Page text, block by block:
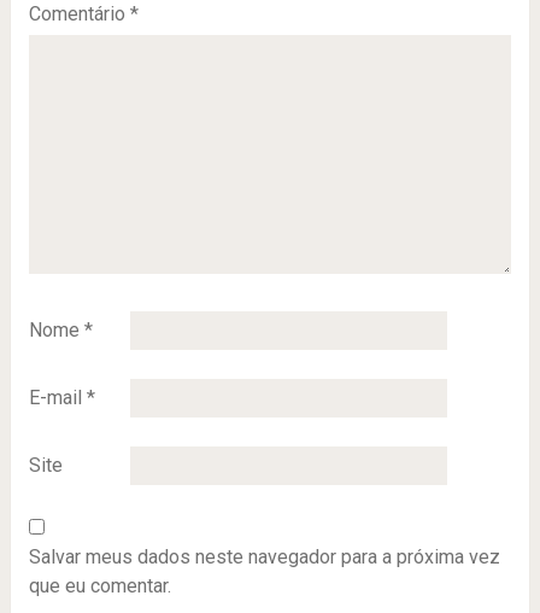
Comentário *
Nome *
E-mail *
Site
Salvar meus dados neste navegador para a próxima vez
que eu comentar.